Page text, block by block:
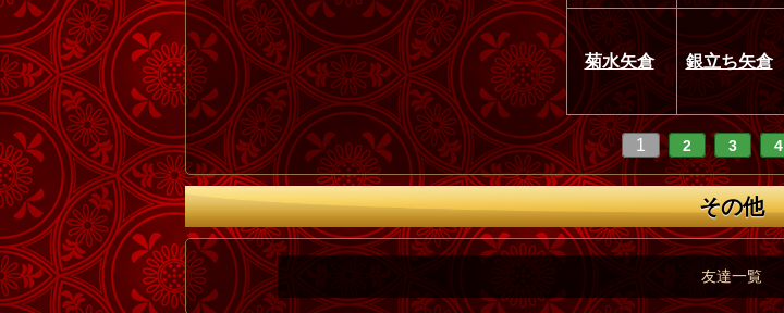
菊水矢倉 銀立ち矢倉
1 2 3 4
その他
友達一覧